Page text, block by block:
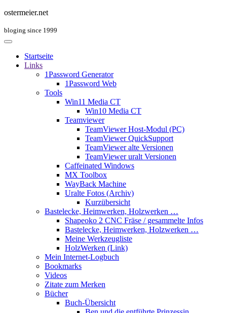
ostermeier.net
bloging since 1999
Startseite
Links
1Password Generator
1Password Web
Tools
Win11 Media CT
Win10 Media CT
Teamviewer
TeamViewer Host-Modul (PC)
TeamViewer QuickSupport
TeamViewer alte Versionen
TeamViewer uralt Versionen
Caffeinated Windows
MX Toolbox
WayBack Machine
Uralte Fotos (Archiv)
Kurzübersicht
Bastelecke, Heimwerken, Holzwerken …
Shapeoko 2 CNC Fräse / gesammelte Infos
Bastelecke, Heimwerken, Holzwerken …
Meine Werkzeugliste
HolzWerken (Link)
Mein Internet-Logbuch
Bookmarks
Videos
Zitate zum Merken
Bücher
Buch-Übersicht